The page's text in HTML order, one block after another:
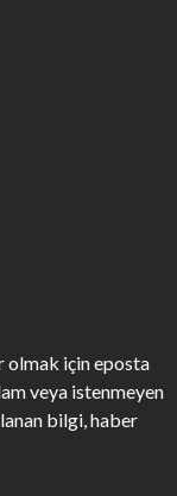
olmak için eposta
veya istenmeyen
bilgi, haber